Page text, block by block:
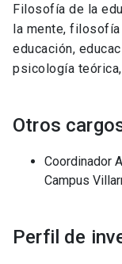
Filosofía de la
la mente,
educación,
psicología
Otros
Coordinador
Campus
Perfil de